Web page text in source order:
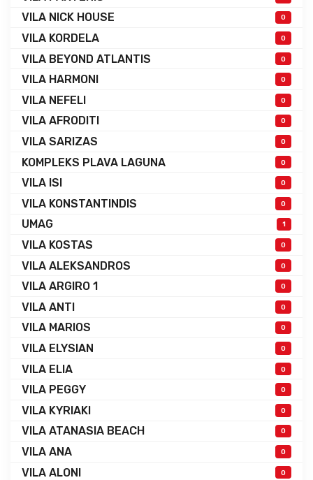
VILA NICK HOUSE 0
VILA KORDELA 0
VILA BEYOND ATLANTIS 0
VILA HARMONI 0
VILA NEFELI 0
VILA AFRODITI 0
VILA SARIZAS 0
KOMPLEKS PLAVA LAGUNA 0
VILA ISI 0
VILA KONSTANTINDIS 0
UMAG 1
VILA KOSTAS 0
VILA ALEKSANDROS 0
VILA ARGIRO 1 0
VILA ANTI 0
VILA MARIOS 0
VILA ELYSIAN 0
VILA ELIA 0
VILA PEGGY 0
VILA KYRIAKI 0
VILA ATANASIA BEACH 0
VILA ANA 0
VILA ALONI 0